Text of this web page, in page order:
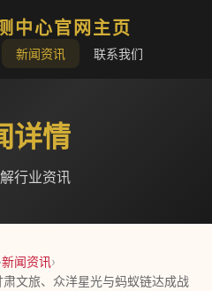
中心官网主页
新闻资讯 联系我们
详情
行业资讯
新闻资讯›
文旅、众洋星光与蚂蚁链达成战